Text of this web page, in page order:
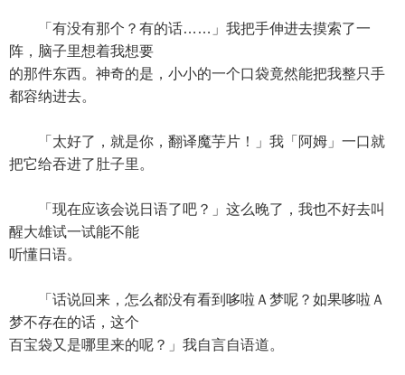
「有没有那个？有的话……」我把手伸进去摸索了一
阵，脑子里想着我想要
的那件东西。神奇的是，小小的一个口袋竟然能把我整只手
都容纳进去。
「太好了，就是你，翻译魔芋片！」我「阿姆」一口就
把它给吞进了肚子里。
「现在应该会说日语了吧？」这么晚了，我也不好去叫
醒大雄试一试能不能
听懂日语。
「话说回来，怎么都没有看到哆啦Ａ梦呢？如果哆啦Ａ
梦不存在的话，这个
百宝袋又是哪里来的呢？」我自言自语道。